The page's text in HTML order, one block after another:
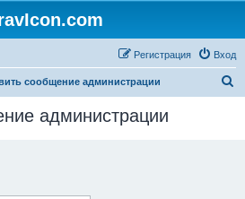
Вход
Регистрация
сообщение администрации
администрации